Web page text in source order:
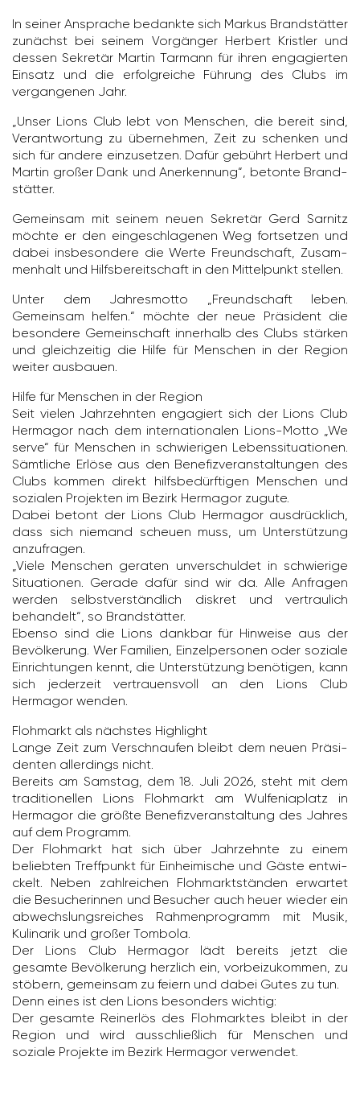
In seiner Ansprache bedankte sich Markus Brand­stätter
zunächst bei seinem Vorgänger Herbert Kristler und
dessen Sekretär Martin Tarmann für ihren enga­gierten
Einsatz und die erfolg­reiche Führung des Clubs im
vergan­genen Jahr.
„Unser Lions Club lebt von Menschen, die bereit sind,
Verant­wor­tung zu über­nehmen, Zeit zu schenken und
sich für andere einzu­setzen. Dafür gebührt Herbert und
Martin großer Dank und Aner­ken­nung“, betonte Brand­
stätter.
Gemeinsam mit seinem neuen Sekretär Gerd Sarnitz
möchte er den einge­schla­genen Weg fort­setzen und
dabei insbe­son­dere die Werte Freund­schaft, Zusam­
men­halt und Hilfs­be­reit­schaft in den Mittel­punkt stellen.
Unter dem Jahres­motto „Freund­schaft leben.
Gemeinsam helfen.“ möchte der neue Präsi­dent die
beson­dere Gemein­schaft inner­halb des Clubs stärken
und gleich­zeitig die Hilfe für Menschen in der Region
weiter ausbauen.
Hilfe für Menschen in der Region
Seit vielen Jahr­zehnten enga­giert sich der Lions Club
Hermagor nach dem inter­na­tio­nalen Lions-Motto „We
serve“ für Menschen in schwie­rigen Lebens­si­tua­tionen.
Sämt­liche Erlöse aus den Bene­fiz­ver­an­stal­tungen des
Clubs kommen direkt hilfs­be­dürf­tigen Menschen und
sozialen Projekten im Bezirk Hermagor zugute.
Dabei betont der Lions Club Hermagor ausdrück­lich,
dass sich niemand scheuen muss, um Unter­stüt­zung
anzu­fragen.
„Viele Menschen geraten unver­schuldet in schwie­rige
Situa­tionen. Gerade dafür sind wir da. Alle Anfragen
werden selbst­ver­ständ­lich diskret und vertrau­lich
behan­delt“, so Brand­stätter.
Ebenso sind die Lions dankbar für Hinweise aus der
Bevöl­ke­rung. Wer Fami­lien, Einzel­per­sonen oder soziale
Einrich­tungen kennt, die Unter­stüt­zung benö­tigen, kann
sich jeder­zeit vertrau­ens­voll an den Lions Club
Hermagor wenden.
Floh­markt als nächstes High­light
Lange Zeit zum Verschnaufen bleibt dem neuen Präsi­
denten aller­dings nicht.
Bereits am Samstag, dem 18. Juli 2026, steht mit dem
tradi­tio­nellen Lions Floh­markt am Wulfe­nia­platz in
Hermagor die größte Bene­fiz­ver­an­stal­tung des Jahres
auf dem Programm.
Der Floh­markt hat sich über Jahr­zehnte zu einem
beliebten Treff­punkt für Einhei­mi­sche und Gäste entwi­
ckelt. Neben zahl­rei­chen Floh­markt­ständen erwartet
die Besu­che­rinnen und Besu­cher auch heuer wieder ein
abwechs­lungs­rei­ches Rahmen­pro­gramm mit Musik,
Kuli­narik und großer Tombola.
Der Lions Club Hermagor lädt bereits jetzt die
gesamte Bevöl­ke­rung herz­lich ein, vorbei­zu­kommen, zu
stöbern, gemeinsam zu feiern und dabei Gutes zu tun.
Denn eines ist den Lions beson­ders wichtig:
Der gesamte Rein­erlös des Floh­marktes bleibt in der
Region und wird ausschließ­lich für Menschen und
soziale Projekte im Bezirk Hermagor verwendet.